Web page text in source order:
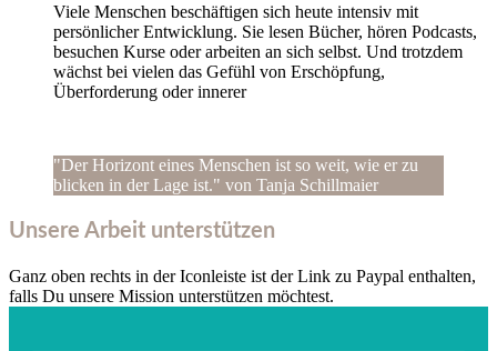
Viele Menschen beschäftigen sich heute intensiv mit
persönlicher Entwicklung. Sie lesen Bücher, hören Podcasts,
besuchen Kurse oder arbeiten an sich selbst. Und trotzdem
wächst bei vielen das Gefühl von Erschöpfung,
Überforderung oder innerer
"Der Horizont eines Menschen ist so weit, wie er zu
blicken in der Lage ist." von Tanja Schillmaier
Unsere Arbeit unterstützen
Ganz oben rechts in der Iconleiste ist der Link zu Paypal enthalten,
falls Du unsere Mission unterstützen möchtest.